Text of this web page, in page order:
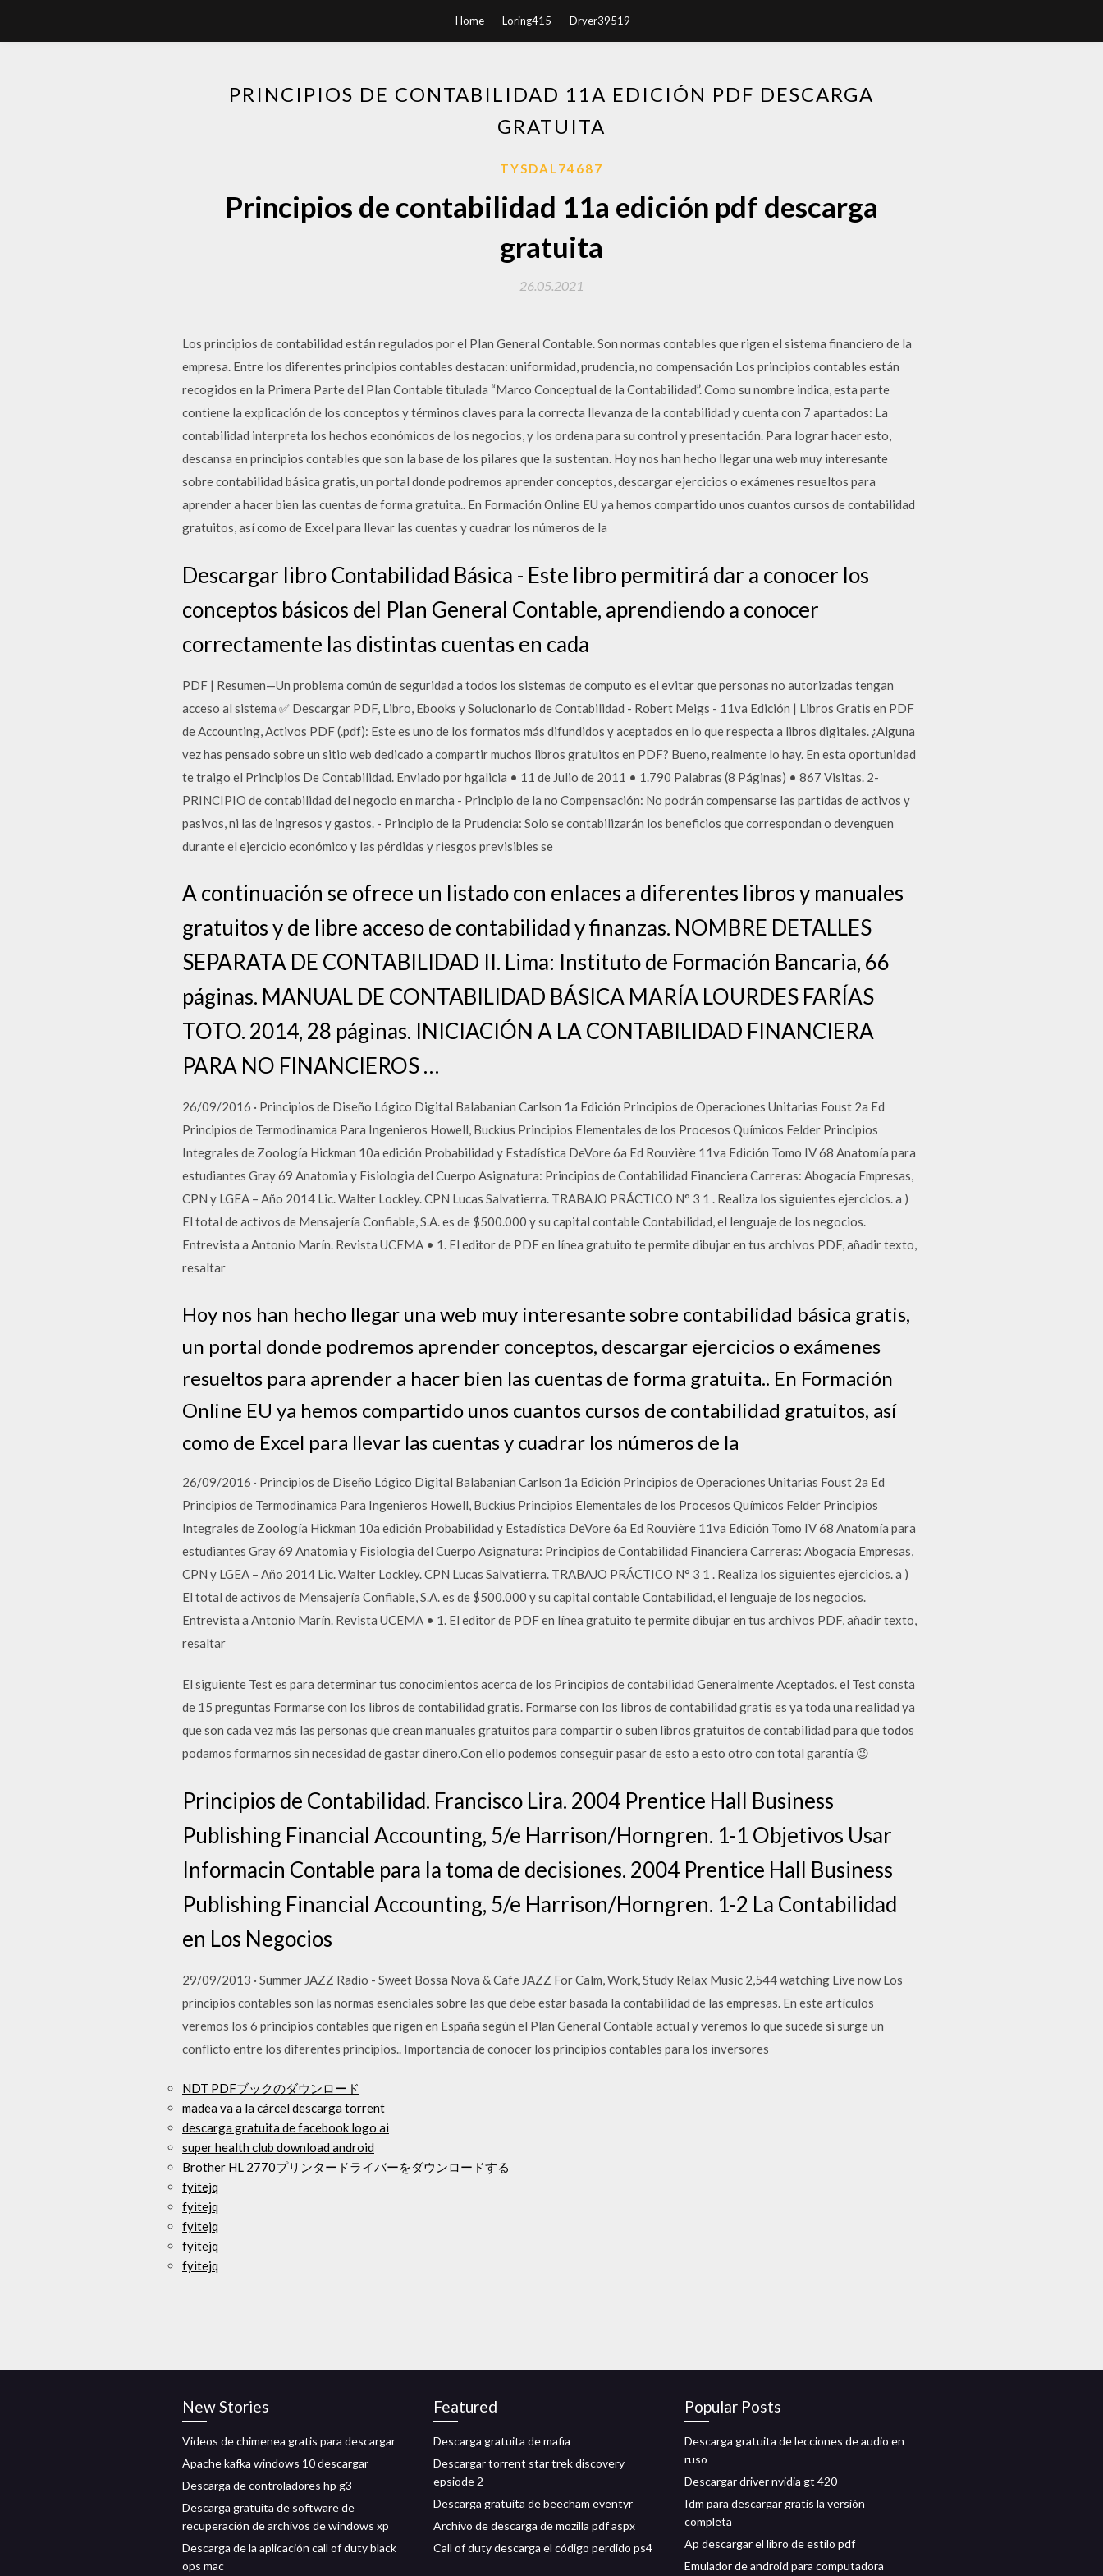
Home Loring415 Dryer39519
PRINCIPIOS DE CONTABILIDAD 11A EDICIÓN PDF DESCARGA
GRATUITA
TYSDAL74687
Principios de contabilidad 11a edición pdf descarga
gratuita
26.05.2021
Los principios de contabilidad están regulados por el Plan General Contable. Son normas contables que rigen el sistema financiero de la
empresa. Entre los diferentes principios contables destacan: uniformidad, prudencia, no compensación Los principios contables están
recogidos en la Primera Parte del Plan Contable titulada “Marco Conceptual de la Contabilidad”. Como su nombre indica, esta parte
contiene la explicación de los conceptos y términos claves para la correcta llevanza de la contabilidad y cuenta con 7 apartados: La
contabilidad interpreta los hechos económicos de los negocios, y los ordena para su control y presentación. Para lograr hacer esto,
descansa en principios contables que son la base de los pilares que la sustentan. Hoy nos han hecho llegar una web muy interesante
sobre contabilidad básica gratis, un portal donde podremos aprender conceptos, descargar ejercicios o exámenes resueltos para
aprender a hacer bien las cuentas de forma gratuita.. En Formación Online EU ya hemos compartido unos cuantos cursos de contabilidad
gratuitos, así como de Excel para llevar las cuentas y cuadrar los números de la
Descargar libro Contabilidad Básica - Este libro permitirá dar a conocer los
conceptos básicos del Plan General Contable, aprendiendo a conocer
correctamente las distintas cuentas en cada
PDF | Resumen—Un problema común de seguridad a todos los sistemas de computo es el evitar que personas no autorizadas tengan
acceso al sistema ✅ Descargar PDF, Libro, Ebooks y Solucionario de Contabilidad - Robert Meigs - 11va Edición | Libros Gratis en PDF
de Accounting, Activos PDF (.pdf): Este es uno de los formatos más difundidos y aceptados en lo que respecta a libros digitales. ¿Alguna
vez has pensado sobre un sitio web dedicado a compartir muchos libros gratuitos en PDF? Bueno, realmente lo hay. En esta oportunidad
te traigo el Principios De Contabilidad. Enviado por hgalicia • 11 de Julio de 2011 • 1.790 Palabras (8 Páginas) • 867 Visitas. 2-
PRINCIPIO de contabilidad del negocio en marcha - Principio de la no Compensación: No podrán compensarse las partidas de activos y
pasivos, ni las de ingresos y gastos. - Principio de la Prudencia: Solo se contabilizarán los beneficios que correspondan o devenguen
durante el ejercicio económico y las pérdidas y riesgos previsibles se
A continuación se ofrece un listado con enlaces a diferentes libros y manuales
gratuitos y de libre acceso de contabilidad y finanzas. NOMBRE DETALLES
SEPARATA DE CONTABILIDAD II. Lima: Instituto de Formación Bancaria, 66
páginas. MANUAL DE CONTABILIDAD BÁSICA MARÍA LOURDES FARÍAS
TOTO. 2014, 28 páginas. INICIACIÓN A LA CONTABILIDAD FINANCIERA
PARA NO FINANCIEROS …
26/09/2016 · Principios de Diseño Lógico Digital Balabanian Carlson 1a Edición Principios de Operaciones Unitarias Foust 2a Ed
Principios de Termodinamica Para Ingenieros Howell, Buckius Principios Elementales de los Procesos Químicos Felder Principios
Integrales de Zoología Hickman 10a edición Probabilidad y Estadística DeVore 6a Ed Rouvière 11va Edición Tomo IV 68 Anatomía para
estudiantes Gray 69 Anatomia y Fisiologia del Cuerpo Asignatura: Principios de Contabilidad Financiera Carreras: Abogacía Empresas,
CPN y LGEA – Año 2014 Lic. Walter Lockley. CPN Lucas Salvatierra. TRABAJO PRÁCTICO N° 3 1 . Realiza los siguientes ejercicios. a )
El total de activos de Mensajería Confiable, S.A. es de $500.000 y su capital contable Contabilidad, el lenguaje de los negocios.
Entrevista a Antonio Marín. Revista UCEMA • 1. El editor de PDF en línea gratuito te permite dibujar en tus archivos PDF, añadir texto,
resaltar
Hoy nos han hecho llegar una web muy interesante sobre contabilidad básica gratis,
un portal donde podremos aprender conceptos, descargar ejercicios o exámenes
resueltos para aprender a hacer bien las cuentas de forma gratuita.. En Formación
Online EU ya hemos compartido unos cuantos cursos de contabilidad gratuitos, así
como de Excel para llevar las cuentas y cuadrar los números de la
26/09/2016 · Principios de Diseño Lógico Digital Balabanian Carlson 1a Edición Principios de Operaciones Unitarias Foust 2a Ed
Principios de Termodinamica Para Ingenieros Howell, Buckius Principios Elementales de los Procesos Químicos Felder Principios
Integrales de Zoología Hickman 10a edición Probabilidad y Estadística DeVore 6a Ed Rouvière 11va Edición Tomo IV 68 Anatomía para
estudiantes Gray 69 Anatomia y Fisiologia del Cuerpo Asignatura: Principios de Contabilidad Financiera Carreras: Abogacía Empresas,
CPN y LGEA – Año 2014 Lic. Walter Lockley. CPN Lucas Salvatierra. TRABAJO PRÁCTICO N° 3 1 . Realiza los siguientes ejercicios. a )
El total de activos de Mensajería Confiable, S.A. es de $500.000 y su capital contable Contabilidad, el lenguaje de los negocios.
Entrevista a Antonio Marín. Revista UCEMA • 1. El editor de PDF en línea gratuito te permite dibujar en tus archivos PDF, añadir texto,
resaltar
El siguiente Test es para determinar tus conocimientos acerca de los Principios de contabilidad Generalmente Aceptados. el Test consta
de 15 preguntas Formarse con los libros de contabilidad gratis. Formarse con los libros de contabilidad gratis es ya toda una realidad ya
que son cada vez más las personas que crean manuales gratuitos para compartir o suben libros gratuitos de contabilidad para que todos
podamos formarnos sin necesidad de gastar dinero.Con ello podemos conseguir pasar de esto a esto otro con total garantía 😉
Principios de Contabilidad. Francisco Lira. 2004 Prentice Hall Business
Publishing Financial Accounting, 5/e Harrison/Horngren. 1-1 Objetivos Usar
Informacin Contable para la toma de decisiones. 2004 Prentice Hall Business
Publishing Financial Accounting, 5/e Harrison/Horngren. 1-2 La Contabilidad
en Los Negocios
29/09/2013 · Summer JAZZ Radio - Sweet Bossa Nova & Cafe JAZZ For Calm, Work, Study Relax Music 2,544 watching Live now Los
principios contables son las normas esenciales sobre las que debe estar basada la contabilidad de las empresas. En este artículos
veremos los 6 principios contables que rigen en España según el Plan General Contable actual y veremos lo que sucede si surge un
conflicto entre los diferentes principios.. Importancia de conocer los principios contables para los inversores
NDT PDFブックのダウンロード
madea va a la cárcel descarga torrent
descarga gratuita de facebook logo ai
super health club download android
Brother HL 2770プリンタードライバーをダウンロードする
fyitejq
fyitejq
fyitejq
fyitejq
fyitejq
New Stories
Videos de chimenea gratis para descargar
Apache kafka windows 10 descargar
Descarga de controladores hp g3
Descarga gratuita de software de
recuperación de archivos de windows xp
Descarga de la aplicación call of duty black
ops mac
Featured
Descarga gratuita de mafia
Descargar torrent star trek discovery
epsiode 2
Descarga gratuita de beecham eventyr
Archivo de descarga de mozilla pdf aspx
Call of duty descarga el código perdido ps4
Popular Posts
Descarga gratuita de lecciones de audio en
ruso
Descargar driver nvidia gt 420
Idm para descargar gratis la versión
completa
Ap descargar el libro de estilo pdf
Emulador de android para computadora